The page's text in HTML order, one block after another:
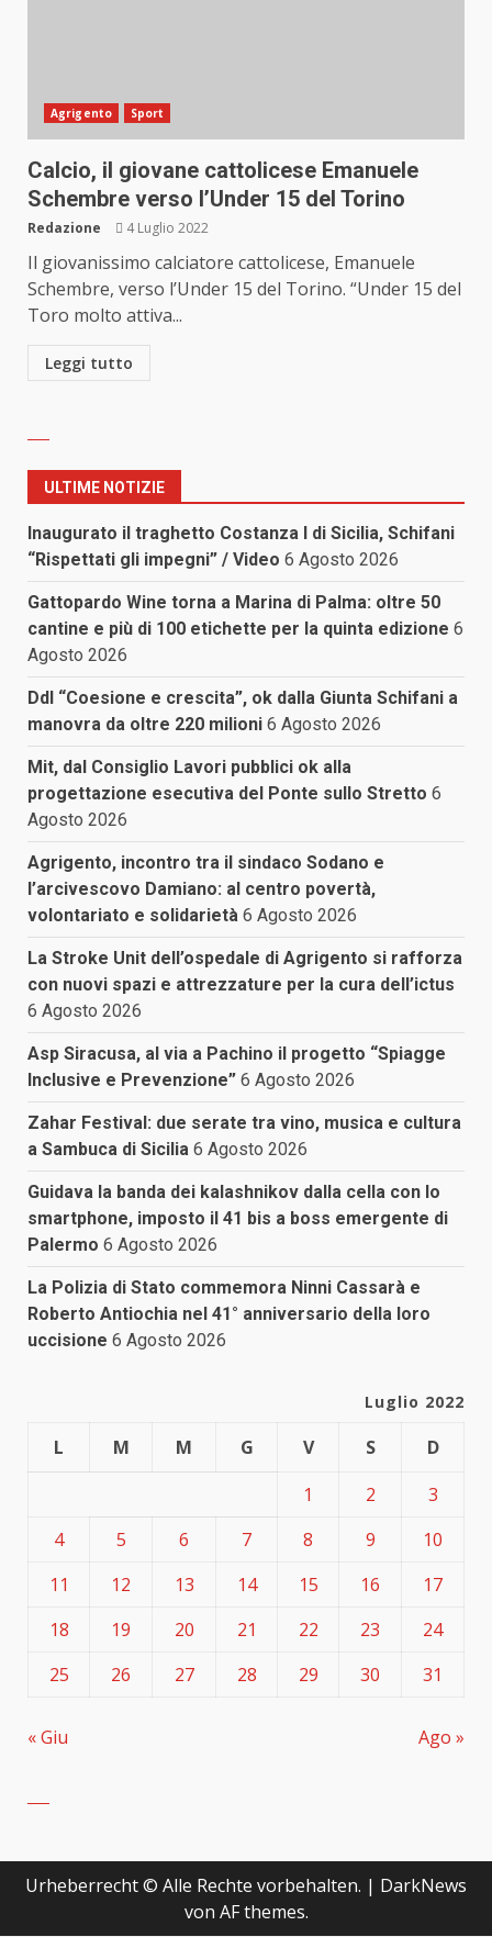
Agrigento Sport
Calcio, il giovane cattolicese Emanuele
Schembre verso l’Under 15 del Torino
Redazione 4 Luglio 2022
Il giovanissimo calciatore cattolicese, Emanuele
Schembre, verso l’Under 15 del Torino. “Under 15 del
Toro molto attiva...
Leggi tutto
ULTIME NOTIZIE
Inaugurato il traghetto Costanza I di Sicilia, Schifani
“Rispettati gli impegni” / Video 6 Agosto 2026
Gattopardo Wine torna a Marina di Palma: oltre 50
cantine e più di 100 etichette per la quinta edizione 6
Agosto 2026
Ddl “Coesione e crescita”, ok dalla Giunta Schifani a
manovra da oltre 220 milioni 6 Agosto 2026
Mit, dal Consiglio Lavori pubblici ok alla
progettazione esecutiva del Ponte sullo Stretto 6
Agosto 2026
Agrigento, incontro tra il sindaco Sodano e
l’arcivescovo Damiano: al centro povertà,
volontariato e solidarietà 6 Agosto 2026
La Stroke Unit dell’ospedale di Agrigento si rafforza
con nuovi spazi e attrezzature per la cura dell’ictus
6 Agosto 2026
Asp Siracusa, al via a Pachino il progetto “Spiagge
Inclusive e Prevenzione” 6 Agosto 2026
Zahar Festival: due serate tra vino, musica e cultura
a Sambuca di Sicilia 6 Agosto 2026
Guidava la banda dei kalashnikov dalla cella con lo
smartphone, imposto il 41 bis a boss emergente di
Palermo 6 Agosto 2026
La Polizia di Stato commemora Ninni Cassarà e
Roberto Antiochia nel 41° anniversario della loro
uccisione 6 Agosto 2026
Luglio 2022
L M M G V S
D
1
2
3
4
5 6 7 8 9
10
11
12 13 14 15 16
17
18
19 20 21 22 23
24
25
26 27 28 29 30 31
« Giu Ago »
Urheberrecht © Alle Rechte vorbehalten. | DarkNews
von AF themes.